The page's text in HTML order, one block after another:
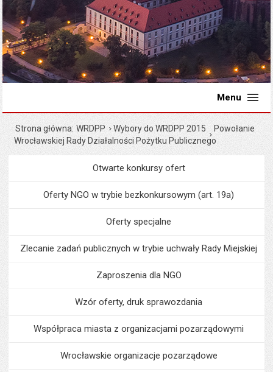
Menu
Strona główna WRDPP Wybory do WRDPP 2015
Powołanie
Wrocławskiej Rady Działalności Pożytku Publicznego
MenuOrganizacje pozarządowe
Otwarte konkursy ofert
Oferty NGO w trybie bezkonkursowym (art. 19a)
Oferty specjalne
Zlecanie zadań publicznych w trybie uchwały Rady Miejskiej
Zaproszenia dla NGO
Wzór oferty, druk sprawozdania
Współpraca miasta z organizacjami pozarządowymi
Wrocławskie organizacje pozarządowe